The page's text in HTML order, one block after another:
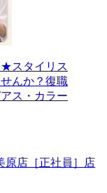
★スタイリス
んか？復職
ス・カラー
原店［正社員］店